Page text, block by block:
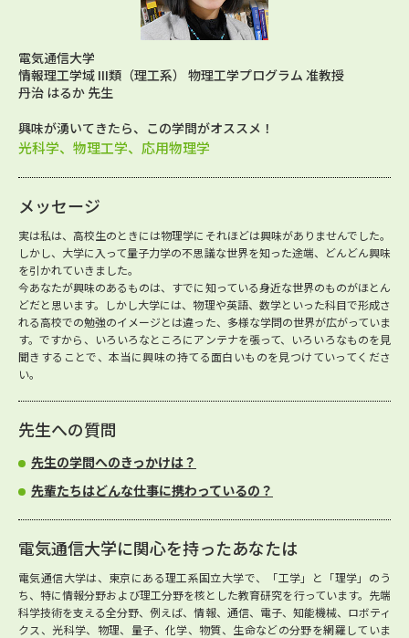
電気通信大学
情報理工学域 III類（理工系） 物理工学プログラム 准教授
丹治 はるか 先生
興味が湧いてきたら、この学問がオススメ！
光科学、物理工学、応用物理学
メッセージ
実は私は、高校生のときには物理学にそれほどは興味がありませんでした。
しかし、大学に入って量子力学の不思議な世界を知った途端、どんどん興味
を引かれていきました。
今あなたが興味のあるものは、すでに知っている身近な世界のものがほとん
どだと思います。しかし大学には、物理や英語、数学といった科目で形成さ
れる高校での勉強のイメージとは違った、多様な学問の世界が広がっていま
す。ですから、いろいろなところにアンテナを張って、いろいろなものを見
聞きすることで、本当に興味の持てる面白いものを見つけていってくださ
い。
先生への質問
先生の学問へのきっかけは？
先輩たちはどんな仕事に携わっているの？
電気通信大学に関心を持ったあなたは
電気通信大学は、東京にある理工系国立大学で、「工学」と「理学」のう
ち、特に情報分野および理工分野を核とした教育研究を行っています。先端
科学技術を支える全分野、例えば、情報、通信、電子、知能機械、ロボティ
クス、光科学、物理、量子、化学、物質、生命などの分野を網羅していま